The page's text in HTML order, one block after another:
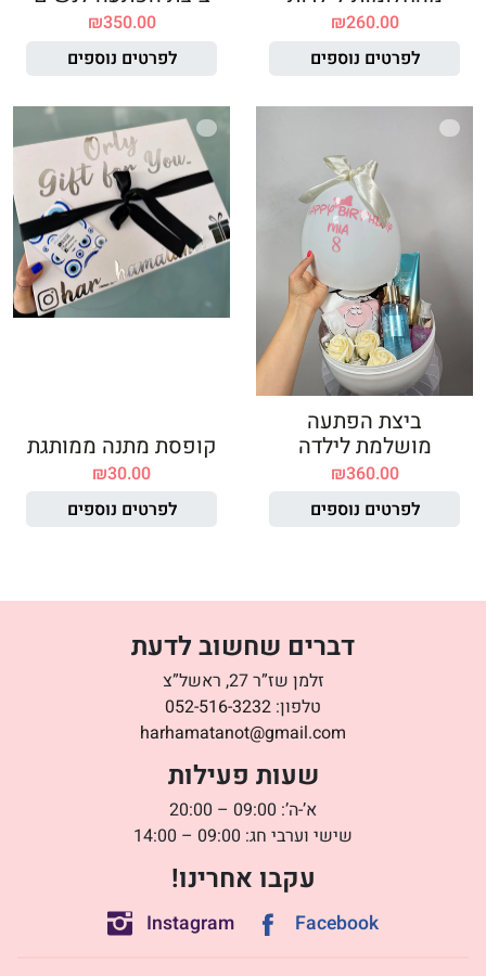
₪260.00
לפרטים נוספים
₪350.00
לפרטים נוספים
ביצת הפתעה
מושלמת לילדה
₪360.00
לפרטים נוספים
קופסת מתנה ממותגת
₪30.00
לפרטים נוספים
דברים שחשוב לדעת
זלמן שז”ר 27, ראשל”צ
טלפון: 052-516-3232
harhamatanot@gmail.com
שעות פעילות
א’-ה’: 09:00 – 20:00
שישי וערבי חג: 09:00 – 14:00
עקבו אחרינו!
Facebook
Instagram